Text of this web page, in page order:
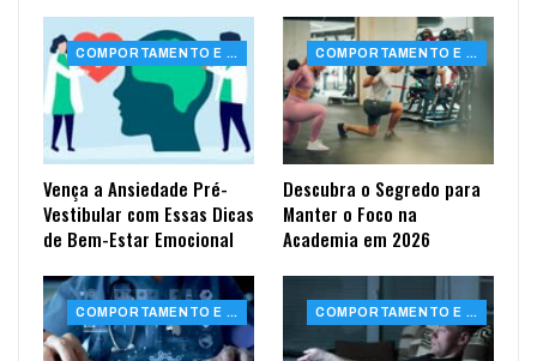
COMPORTAMENTO E SAÚDE
Vença a Ansiedade Pré-
Vestibular com Essas Dicas
de Bem-Estar Emocional
COMPORTAMENTO E SAÚDE
Descubra o Segredo para
Manter o Foco na
Academia em 2026
COMPORTAMENTO E SAÚDE COMPORTAMENTO E SAÚDE